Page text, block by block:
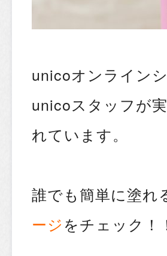
unicoオンライン
unicoスタッフが
れています。
誰でも簡単に塗れ
ージをチェック！